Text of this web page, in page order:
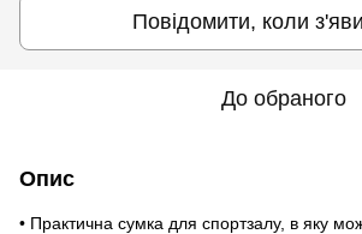
Повідомити, коли
До обраного
Опис
• Практична сумка для спортзалу, в яку